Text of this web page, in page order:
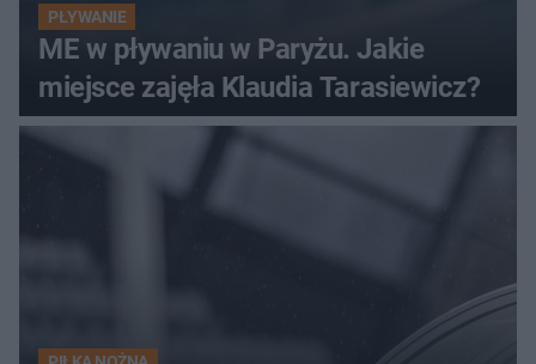
PŁYWANIE
ME w pływaniu w Paryżu. Jakie
miejsce zajęła Klaudia Tarasiewicz?